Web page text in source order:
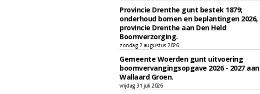
Provincie Drenthe gunt bestek 1879;
onderhoud bomen en beplantingen 2026,
provincie Drenthe aan Den Held
Boomverzorging.
zondag 2 augustus 2026
Gemeente Woerden gunt uitvoering
boomvervangingsopgave 2026 - 2027 aan
Wallaard Groen.
vrijdag 31 juli 2026